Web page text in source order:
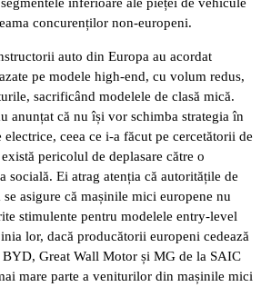
concurenților non-europeni.
auto din Europa au acordat
pe modele high-end, cu volum redus,
sacrificând modelele de clasă mică.
anunțat că nu își vor schimba strategia în
electrice, ceea ce i-a făcut pe cercetătorii de
pericolul de deplasare către o
socială. Ei atrag atenția că autoritățile de
asigure că mașinile mici europene nu
stimulente pentru modelele entry-level
lor, dacă producătorii europeni cedează
BYD, Great Wall Motor și MG de la SAIC
mare parte a veniturilor din mașinile mici